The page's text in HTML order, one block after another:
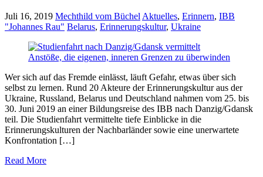
Juli 16, 2019 Mechthild vom BüchelAktuelles, Erinnern, IBB
"Johannes Rau" Belarus, Erinnerungskultur, Ukraine
Wer sich auf das Fremde einlässt, läuft Gefahr, etwas über sich
selbst zu lernen. Rund 20 Akteure der Erinnerungskultur aus der
Ukraine, Russland, Belarus und Deutschland nahmen vom 25. bis
30. Juni 2019 an einer Bildungsreise des IBB nach Danzig/Gdansk
teil. Die Studienfahrt vermittelte tiefe Einblicke in die
Erinnerungskulturen der Nachbarländer sowie eine unerwartete
Konfrontation […]
Read More